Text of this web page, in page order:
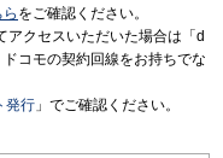
をご確認ください。
アクセスいただいた場合は「d
コモの契約回線をお持ちでな
発行 」でご確認ください。